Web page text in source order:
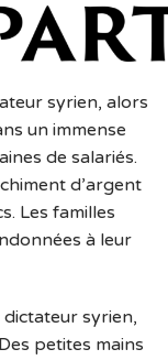
syrien, alors
un immense
de salariés.
d’argent
Les familles
à leur
dictateur syrien,
petites mains